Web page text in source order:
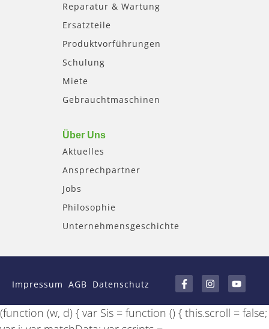
Reparatur & Wartung
Ersatzteile
Produktvorführungen
Schulung
Miete
Gebrauchtmaschinen
Über Uns
Aktuelles
Ansprechpartner
Jobs
Philosophie
Unternehmensgeschichte
Impressum AGB Datenschutz
a
c
e
b
o
n
s
t
a
g
o
u
t
u
b
(function (w, d) { var Sis = function () { this.scroll = false;